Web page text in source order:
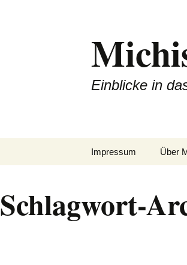
Einblicke in
Impressum Über
Schlagwort-